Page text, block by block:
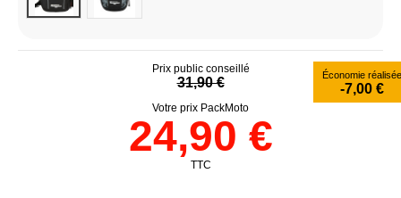
Prix public conseillé
31,90 € Économie réalisée
-7,00 €
Votre prix PackMoto
24,90 €
TTC